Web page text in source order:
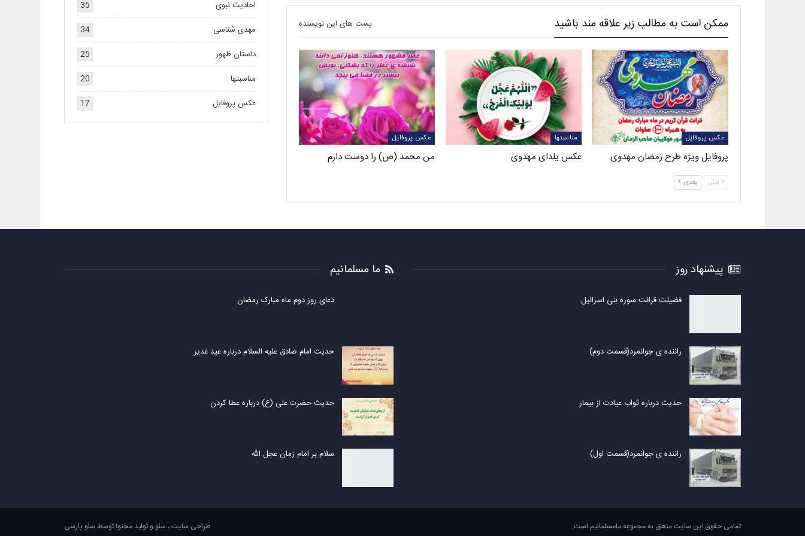
ممکن است به مطالب زیر علاقه مند باشید پست های این نویسنده
عکس پروفایل
پروفایل ویژه طرح رمضان مهدوی
مناسبتها
عکس یلدای مهدوی
عکس پروفایل
من محمد (ص) را دوست دارم
قبلی بعدی
احادیث نبوی
35
مهدی شناسی
34
داستان ظهور
25
مناسبتها
20
عکس پروفایل
17
پیشنهاد روز
فضیلت قرائت سوره بنی اسرائیل
راننده ی جوانمرد(قسمت دوم)
حدیث درباره ثواب عیادت از بیمار
راننده ی جوانمرد(قسمت اول)
ما مسلمانیم
دعای روز دوم ماه مبارک رمضان
حدیث امام صادق علیه السلام درباره عید غدیر
حدیث حضرت علی (ع) درباره عطا کردن
سلام بر امام زمان عجل الله
تمامی حقوق این سایت متعلق به مجموعه مامسلمانیم است. طراحی سایت، سئو و تولید محتواتوسط سئو پارسی